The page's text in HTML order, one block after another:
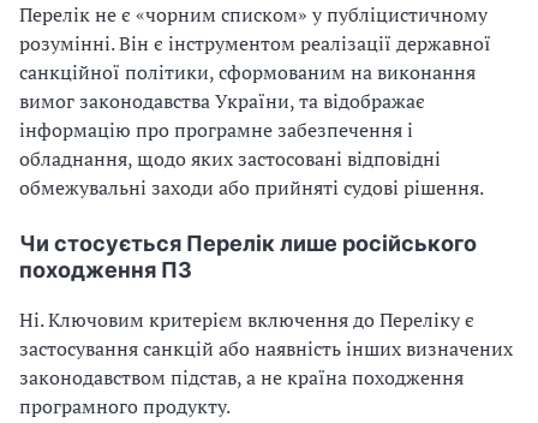
Перелік не є «чорним списком» у публіцистичному
розумінні. Він є інструментом реалізації державної
санкційної політики, сформованим на виконання
вимог законодавства України, та відображає
інформацію про програмне забезпечення і
обладнання, щодо яких застосовані відповідні
обмежувальні заходи або прийняті судові рішення.
Чи стосується Перелік лише російського
походження ПЗ
Ні. Ключовим критерієм включення до Переліку є
застосування санкцій або наявність інших визначених
законодавством підстав, а не країна походження
програмного продукту.